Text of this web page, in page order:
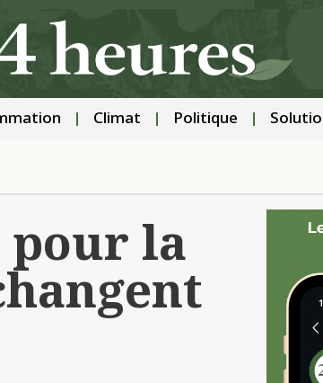
Climat Politique
pour la